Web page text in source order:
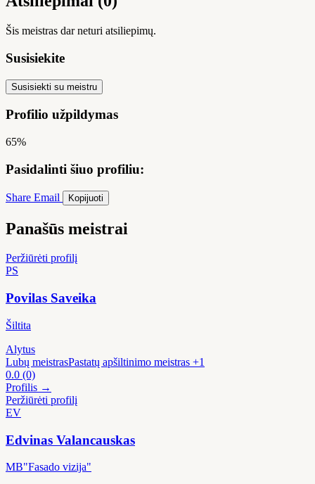
Šis meistras dar neturi atsiliepimų.
Susisiekite
Susisiekti su meistru
Profilio užpildymas
65%
Pasidalinti šiuo profiliu:
Share Email Kopijuoti
Panašūs meistrai
Peržiūrėti profilį
PS
Povilas Saveika
Šiltita
Alytus
Lubų meistrasPastatų apšiltinimo meistras +1
0.0 (0)
Profilis →
Peržiūrėti profilį
EV
Edvinas Valancauskas
MB"Fasado vizija"